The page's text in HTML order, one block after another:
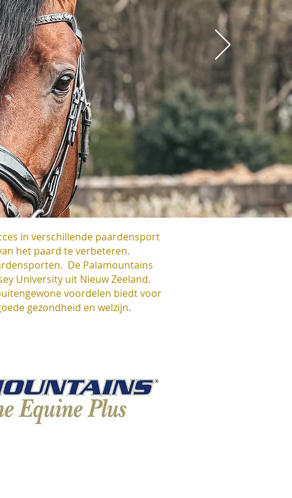
in verschillende paardensport
het paard te verbeteren.
De Palamountains
University uit Nieuw Zeeland.
voordelen biedt voor
gezondheid en welzijn.